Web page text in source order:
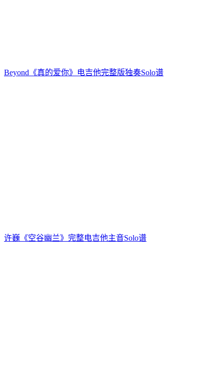
Beyond《真的爱你》电吉他完整版独奏Solo谱
许巍《空谷幽兰》完整电吉他主音Solo谱